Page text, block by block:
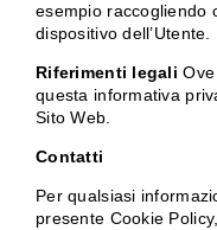
esempio raccogliendo
dispositivo dell’Utente.
Riferimenti legali
questa informativa
Sito Web.
Contatti
Per qualsiasi
presente Cookie